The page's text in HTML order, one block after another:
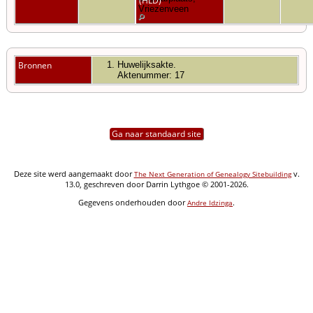
Vriezenveen
Bronnen
Huwelijksakte.
Aktenummer: 17
Ga naar standaard site
Deze site werd aangemaakt doorThe Next Generation of Genealogy Sitebuildingv.
13.0, geschreven door Darrin Lythgoe © 2001-2026.
Gegevens onderhouden doorAndre Idzinga.